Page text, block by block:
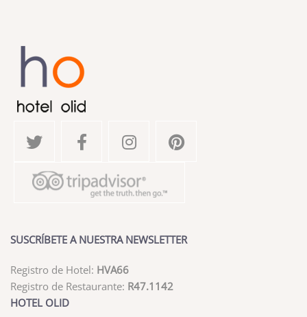
SUSCRÍBETE A NUESTRA NEWSLETTER
Registro de Hotel: HVA66
Registro de Restaurante: R47.1142
HOTEL OLID